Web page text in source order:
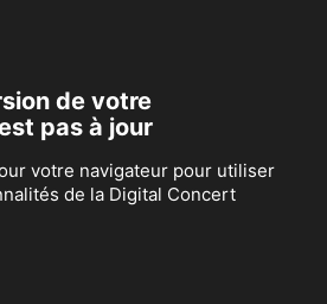
de votre
pas à jour
votre navigateur pour utiliser
de la Digital Concert